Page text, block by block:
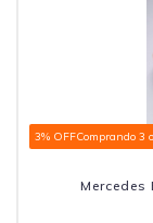
3% OFFComprando 3
Mercedes